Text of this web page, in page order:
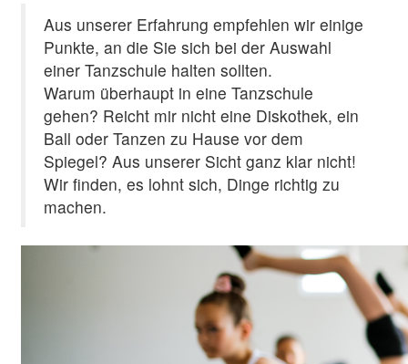
Aus unserer Erfahrung empfehlen wir einige
Punkte, an die Sie sich bei der Auswahl
einer Tanzschule halten sollten.
Warum überhaupt in eine Tanzschule
gehen? Reicht mir nicht eine Diskothek, ein
Ball oder Tanzen zu Hause vor dem
Spiegel? Aus unserer Sicht ganz klar nicht!
Wir finden, es lohnt sich, Dinge richtig zu
machen.